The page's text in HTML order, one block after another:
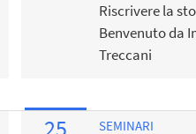
Riscrivere la
Benvenuto da
Treccani
25
SEMINARI